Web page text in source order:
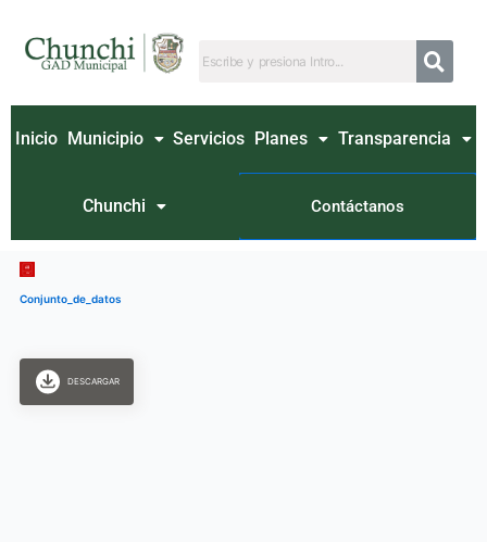
contenido
Inicio Municipio Servicios Planes Transparencia
Chunchi Contáctanos
Conjunto_de_datos
DESCARGAR